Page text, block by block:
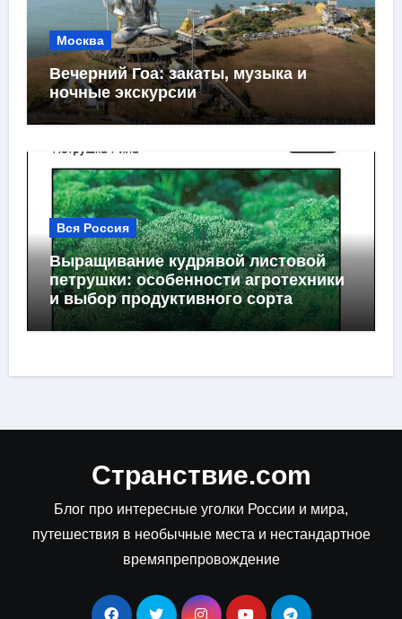
Москва
Вечерний Гоа: закаты, музыка и
ночные экскурсии
Вся Россия
Выращивание кудрявой листовой
петрушки: особенности агротехники
и выбор продуктивного сорта
Странствие.com
Блог про интересные уголки России и мира,
путешествия в необычные места и нестандартное
времяпрепровождение